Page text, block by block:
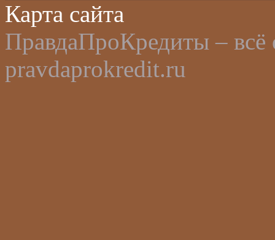
Карта сайта
ПравдаПроКредиты –
pravdaprokredit.ru